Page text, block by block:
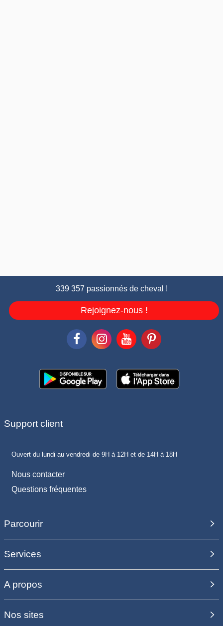
339 357 passionnés de cheval !
Rejoignez-nous !
Support client
Ouvert du lundi au vendredi de 9H à 12H et de 14H à 18H
Nous contacter
Questions fréquentes
Parcourir
Services
A propos
Nos sites